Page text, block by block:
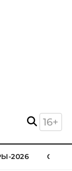
16+
2026